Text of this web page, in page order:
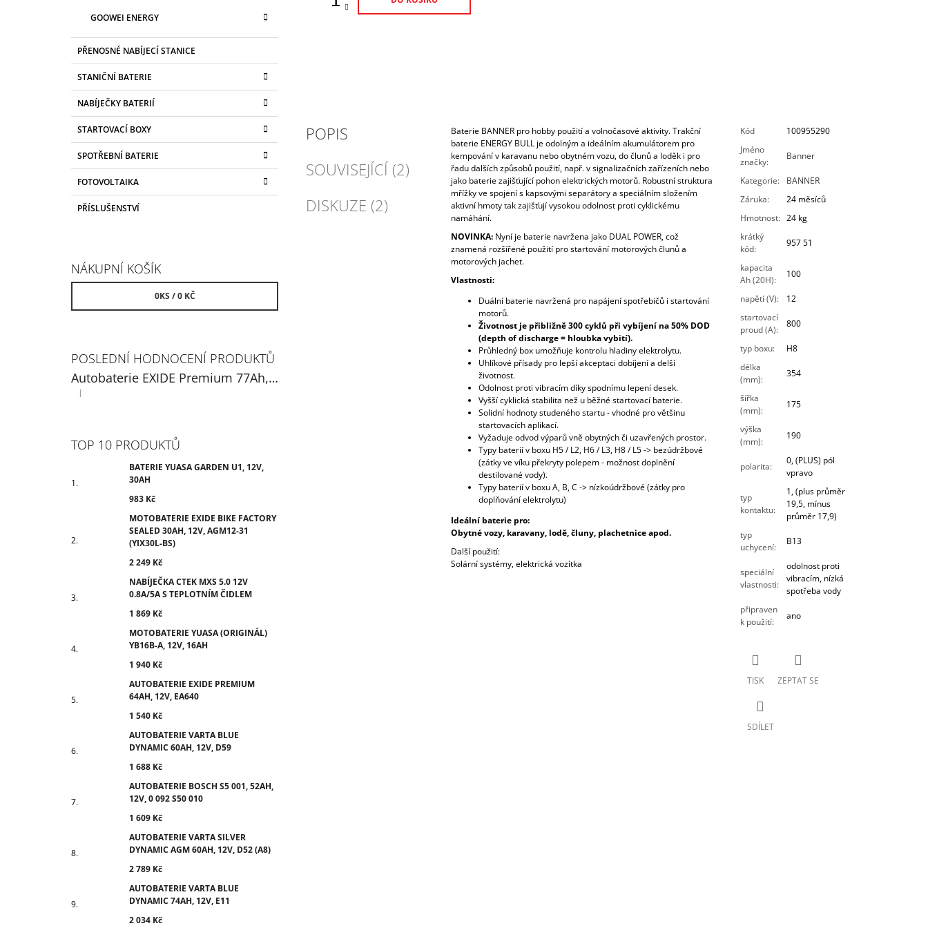
GOOWEI ENERGY
PŘENOSNÉ NABÍJECÍ STANICE
STANIČNÍ BATERIE
NABÍJEČKY BATERIÍ
STARTOVACÍ BOXY
SPOTŘEBNÍ BATERIE
FOTOVOLTAIKA
PŘÍSLUŠENSTVÍ
NÁKUPNÍ KOŠÍK
0KS /0 KČ
POSLEDNÍ HODNOCENÍ PRODUKTŮ
Autobaterie EXIDE Premium 77Ah, 12V, EA770
Hodnocení produktu je 5 z 5 hvězdiček.
|
TOP 10 PRODUKTŮ
BATERIE YUASA GARDEN U1, 12V,
30AH
983 Kč
MOTOBATERIE EXIDE BIKE FACTORY
SEALED 30AH, 12V, AGM12-31
(YIX30L-BS)
2 249 Kč
NABÍJEČKA CTEK MXS 5.0 12V
0.8A/5A S TEPLOTNÍM ČIDLEM
1 869 Kč
MOTOBATERIE YUASA (ORIGINÁL)
YB16B-A, 12V, 16AH
1 940 Kč
AUTOBATERIE EXIDE PREMIUM
64AH, 12V, EA640
1 540 Kč
AUTOBATERIE VARTA BLUE
DYNAMIC 60AH, 12V, D59
1 688 Kč
AUTOBATERIE BOSCH S5 001, 52AH,
12V, 0 092 S50 010
1 609 Kč
AUTOBATERIE VARTA SILVER
DYNAMIC AGM 60AH, 12V, D52 (A8)
2 789 Kč
AUTOBATERIE VARTA BLUE
DYNAMIC 74AH, 12V, E11
2 034 Kč
POPIS
SOUVISEJÍCÍ (2)
DISKUZE (2)
Baterie BANNER pro hobby použití a volnočasové aktivity. Trakční
baterie ENERGY BULL je odolným a ideálním akumulátorem pro
kempování v karavanu nebo obytném vozu, do člunů a loděk i pro
řadu dalších způsobů použití, např. v signalizačních zařízeních nebo
jako baterie zajišťující pohon elektrických motorů. Robustní struktura
mřížky ve spojení s kapsovými separátory a speciálním složením
aktivní hmoty tak zajišťují vysokou odolnost proti cyklickému
namáhání.
NOVINKA:Nyní je baterie navržena jako DUAL POWER, což
znamená rozšířené použití pro startování motorových člunů a
motorových jachet.
Vlastnosti:
Duální baterie navržená pro napájení spotřebičů i startování
motorů.
Životnost je přibližně 300 cyklů při vybíjení na 50% DOD
(depth of discharge = hloubka vybití).
Průhledný box umožňuje kontrolu hladiny elektrolytu.
Uhlíkové přísady pro lepší akceptaci dobíjení a delší
životnost.
Odolnost proti vibracím díky spodnímu lepení desek.
Vyšší cyklická stabilita než u běžné startovací baterie.
Solidní hodnoty studeného startu - vhodné pro většinu
startovacích aplikací.
Vyžaduje odvod výparů vně obytných či uzavřených prostor.
Typy baterií v boxu H5 / L2, H6 / L3, H8 / L5 -> bezúdržbové
(zátky ve víku překryty polepem - možnost doplnění
destilované vody).
Typy baterií v boxu A, B, C -> nízkoúdržbové (zátky pro
doplňování elektrolytu)
Ideální baterie pro:
Obytné vozy, karavany, lodě, čluny, plachetnice apod.
Další použití:
Solární systémy, elektrická vozítka
Kód
100955290
Jméno
značky:
Banner
Kategorie:
BANNER
Záruka:
24 měsíců
Hmotnost: 24 kg
krátký
kód:
957 51
kapacita
Ah (20H):
100
napětí (V):
12
startovací
proud (A):
800
typ boxu:
H8
délka
(mm):
354
šířka
(mm):
175
výška
(mm):
190
polarita:
0, (PLUS) pól
vpravo
typ
kontaktu:
1, (plus průměr
19,5, mínus
průměr 17,9)
typ
uchycení:
B13
speciální
vlastnosti:
odolnost proti
vibracím, nízká
spotřeba vody
připraven
k použití:
ano
TISK ZEPTAT SE
SDÍLET